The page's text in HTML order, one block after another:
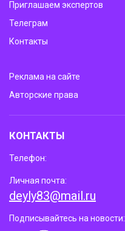
Приглашаем экспертов
Телеграм
Контакты
Реклама на сайте
Авторские права
КОНТАКТЫ
Телефон:
Личная почта:
deyly83@mail.ru
Подписывайтесь на новости: